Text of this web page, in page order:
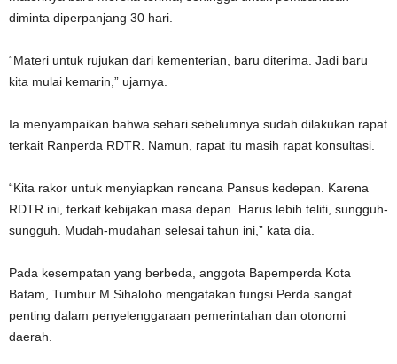
diminta diperpanjang 30 hari.
“Materi untuk rujukan dari kementerian, baru diterima. Jadi baru
kita mulai kemarin,” ujarnya.
Ia menyampaikan bahwa sehari sebelumnya sudah dilakukan rapat
terkait Ranperda RDTR. Namun, rapat itu masih rapat konsultasi.
“Kita rakor untuk menyiapkan rencana Pansus kedepan. Karena
RDTR ini, terkait kebijakan masa depan. Harus lebih teliti, sungguh-
sungguh. Mudah-mudahan selesai tahun ini,” kata dia.
Pada kesempatan yang berbeda, anggota Bapemperda Kota
Batam, Tumbur M Sihaloho mengatakan fungsi Perda sangat
penting dalam penyelenggaraan pemerintahan dan otonomi
daerah.